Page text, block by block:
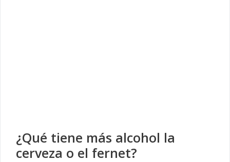
¿Qué tiene más alcohol la
cerveza o el fernet?